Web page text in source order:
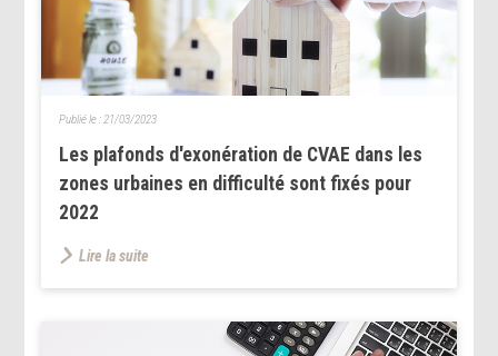
Les plafonds d'exonération de CVAE dans les
zones urbaines en difficulté sont fixés pour
2022
Publié le : 21/03/2023
Lire la suite